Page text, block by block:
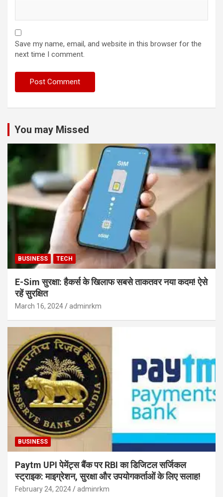
Save my name, email, and website in this browser for the
next time I comment.
You may Missed
BUSINESS TECH
E-Sim सुरक्षा: हैकर्स के खिलाफ सबसे ताकतवर नया कदम! ऐसे
रहें सुरक्षित
March 16, 2024 adminrkm
BUSINESS
Paytm UPI पेमेंट्स बैंक पर RBI का डिजिटल सर्जिकल
स्ट्राइक: माइग्रेशन, सुरक्षा और उपयोगकर्ताओं के लिए सलाह!
February 24, 2024 adminrkm